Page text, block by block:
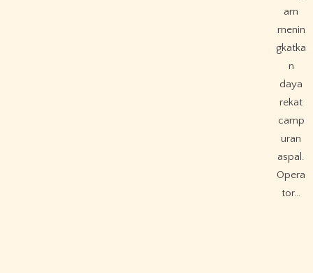
am
menin
gkatka
n
daya
rekat
camp
uran
aspal.
Opera
tor…